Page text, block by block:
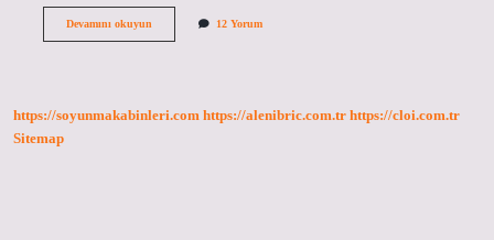
Devamını okuyunAkarsunun
12 Yorum
https://soyunmakabinleri.com https://alenibric.com.tr https://cloi.com.tr
Sitemap